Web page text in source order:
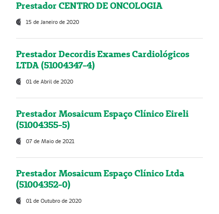
Prestador CENTRO DE ONCOLOGIA
15 de Janeiro de 2020
Prestador Decordis Exames Cardiológicos
LTDA (51004347-4)
01 de Abril de 2020
Prestador Mosaicum Espaço Clínico Eireli
(51004355-5)
07 de Maio de 2021
Prestador Mosaicum Espaço Clínico Ltda
(51004352-0)
01 de Outubro de 2020